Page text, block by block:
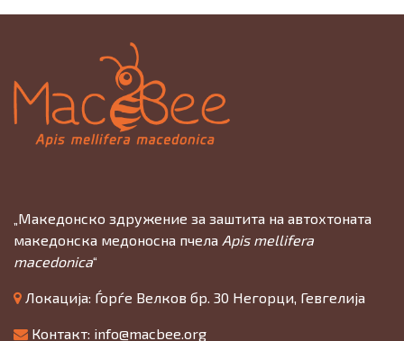
„Македонско здружение за заштита на автохтоната
македонска медоносна пчела Apis mellifera
macedonica“
Локација: Ѓорѓе Велков бр. 30 Негорци, Гевгелија
Контакт: info@macbee.org